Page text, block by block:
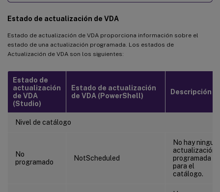
Estado de actualización de VDA
Estado de actualización de VDA proporciona información sobre el
estado de una actualización programada. Los estados de
Actualización de VDA son los siguientes:
Estado de
actualización
de VDA
(Studio)
Estado de actualización
de VDA (PowerShell)
Descripción
Nivel de catálogo
No
programado
NotScheduled
No hay
actualización
programada
para el
catálogo.